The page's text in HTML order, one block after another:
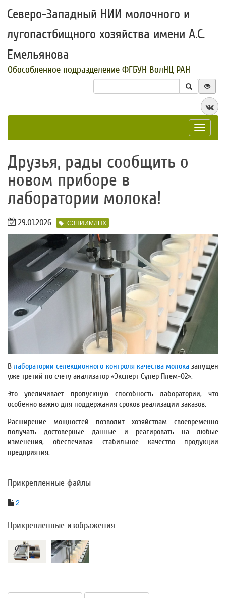
Северо-Западный НИИ молочного и
лугопастбищного хозяйства имени А.С.
Емельянова
Обособленное подразделение ФГБУН ВолНЦ РАН
Toggle
​Друзья, рады сообщить о
новом приборе в
лаборатории молока!
29.01.2026 СЗНИИМЛПХ
Влаборатории селекционного контроля качества молоказапущен
уже третий по счету анализатор «Эксперт Супер Плем-02».
Это увеличивает пропускную способность лаборатории, что
особенно важно для поддержания сроков реализации заказов.
Расширение мощностей позволит хозяйствам своевременно
получать достоверные данные и реагировать на любые
изменения, обеспечивая стабильное качество продукции
предприятия.
Прикрепленные файлы
2
Прикрепленные изображения